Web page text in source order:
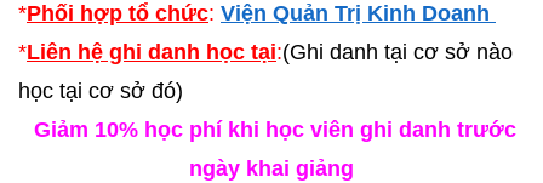
*Phối hợp tổ chức: Viện Quản Trị Kinh Doanh
*Liên hệ ghi danh học tại:(Ghi danh tại cơ sở nào
học tại cơ sở đó)
Giảm 10% học phí khi học viên ghi danh trước
ngày khai giảng